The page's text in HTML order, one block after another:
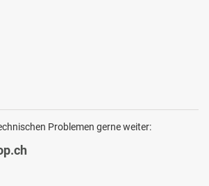
Problemen gerne weiter: